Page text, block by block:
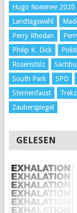
Hugo Nominee 2020
Landtagswahl
Perry Rhodan
Philip K. Dick
Rosenstolz
South Park
SPD
Sternenfaust
Zauberspiegel
GELESEN